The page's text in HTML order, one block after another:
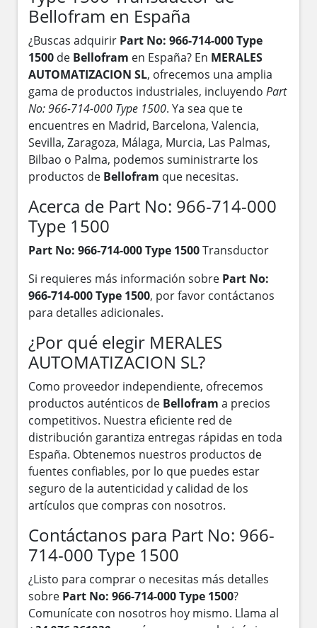
Bellofram en España
¿Buscas adquirir Part No: 966-714-000 Type
1500 de Bellofram en España? En MERALES
AUTOMATIZACION SL, ofrecemos una amplia
gama de productos industriales, incluyendo Part
No: 966-714-000 Type 1500. Ya sea que te
encuentres en Madrid, Barcelona, Valencia,
Sevilla, Zaragoza, Málaga, Murcia, Las Palmas,
Bilbao o Palma, podemos suministrarte los
productos de Bellofram que necesitas.
Acerca de Part No: 966-714-000
Type 1500
Part No: 966-714-000 Type 1500Transductor
Si requieres más información sobre Part No:
966-714-000 Type 1500, por favor contáctanos
para detalles adicionales.
¿Por qué elegir MERALES
AUTOMATIZACION SL?
Como proveedor independiente, ofrecemos
productos auténticos de Bellofram a precios
competitivos. Nuestra eficiente red de
distribución garantiza entregas rápidas en toda
España. Obtenemos nuestros productos de
fuentes confiables, por lo que puedes estar
seguro de la autenticidad y calidad de los
artículos que compras con nosotros.
Contáctanos para Part No: 966-
714-000 Type 1500
¿Listo para comprar o necesitas más detalles
sobre Part No: 966-714-000 Type 1500?
Comunícate con nosotros hoy mismo. Llama al